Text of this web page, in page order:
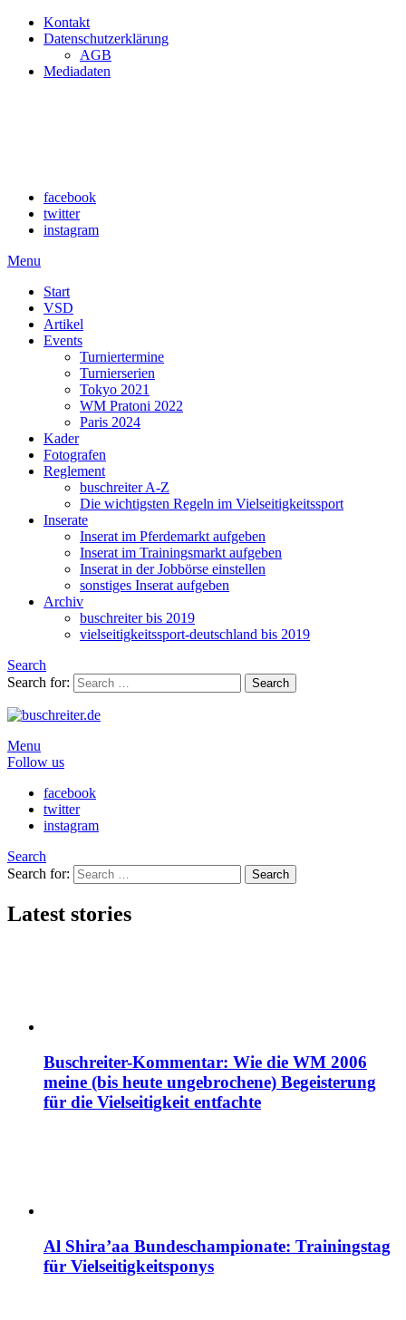
Kontakt
Datenschutzerklärung
AGB
Mediadaten
facebook
twitter
instagram
Menu
Start
VSD
Artikel
Events
Turniertermine
Turnierserien
Tokyo 2021
WM Pratoni 2022
Paris 2024
Kader
Fotografen
Reglement
buschreiter A-Z
Die wichtigsten Regeln im Vielseitigkeitssport
Inserate
Inserat im Pferdemarkt aufgeben
Inserat im Trainingsmarkt aufgeben
Inserat in der Jobbörse einstellen
sonstiges Inserat aufgeben
Archiv
buschreiter bis 2019
vielseitigkeitssport-deutschland bis 2019
Search
Search for:
Search
Menu
Follow us
facebook
twitter
instagram
Search
Search for:
Search
Latest stories
Buschreiter-Kommentar: Wie die WM 2006
meine (bis heute ungebrochene) Begeisterung
für die Vielseitigkeit entfachte
Al Shira’aa Bundeschampionate: Trainingstag
für Vielseitigkeitsponys